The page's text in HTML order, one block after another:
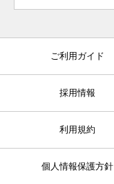
ご利用ガイド
採用情報
利用規約
個人情報保護方針